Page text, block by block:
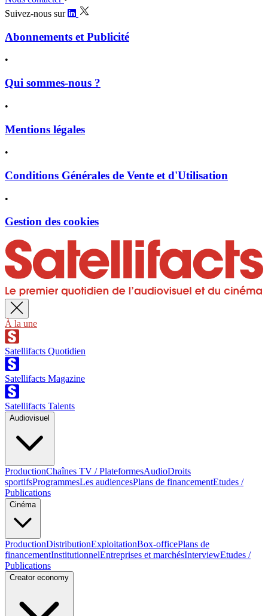
Suivez-nous sur
Abonnements et Publicité
•
Qui sommes-nous ?
•
Mentions légales
•
Conditions Générales de Vente et d'Utilisation
•
Gestion des cookies
À la une
Satellifacts Quotidien
Satellifacts Magazine
Satellifacts Talents
Audiovisuel
ProductionChaînes TV / PlateformesAudioDroits
sportifsProgrammesLes audiencesPlans de financementEtudes /
Publications
Cinéma
ProductionDistributionExploitationBox-officePlans de
financementInstitutionnelEntreprises et marchésInterviewEtudes /
Publications
Creator economy